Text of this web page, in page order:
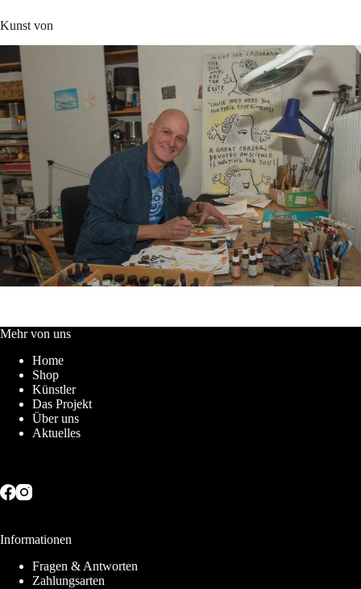
Kunst von
Mehr von uns
Home
Shop
Künstler
Das Projekt
Über uns
Aktuelles
Informationen
Fragen & Antworten
Zahlungsarten